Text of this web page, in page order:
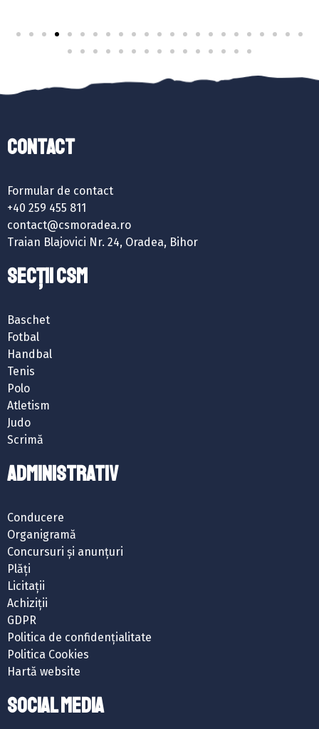
Contact
Formular de contact
+40 259 455 811
contact@csmoradea.ro
Traian Blajovici Nr. 24, Oradea, Bihor
SECȚII CSM
Baschet
Fotbal
Handbal
Tenis
Polo
Atletism
Judo
Scrimă
ADMINISTRATIV
Conducere
Organigramă
Concursuri și anunțuri
Plăți
Licitații
Achiziții
GDPR
Politica de confidențialitate
Politica Cookies
Hartă website
SOCIAL MEDIA